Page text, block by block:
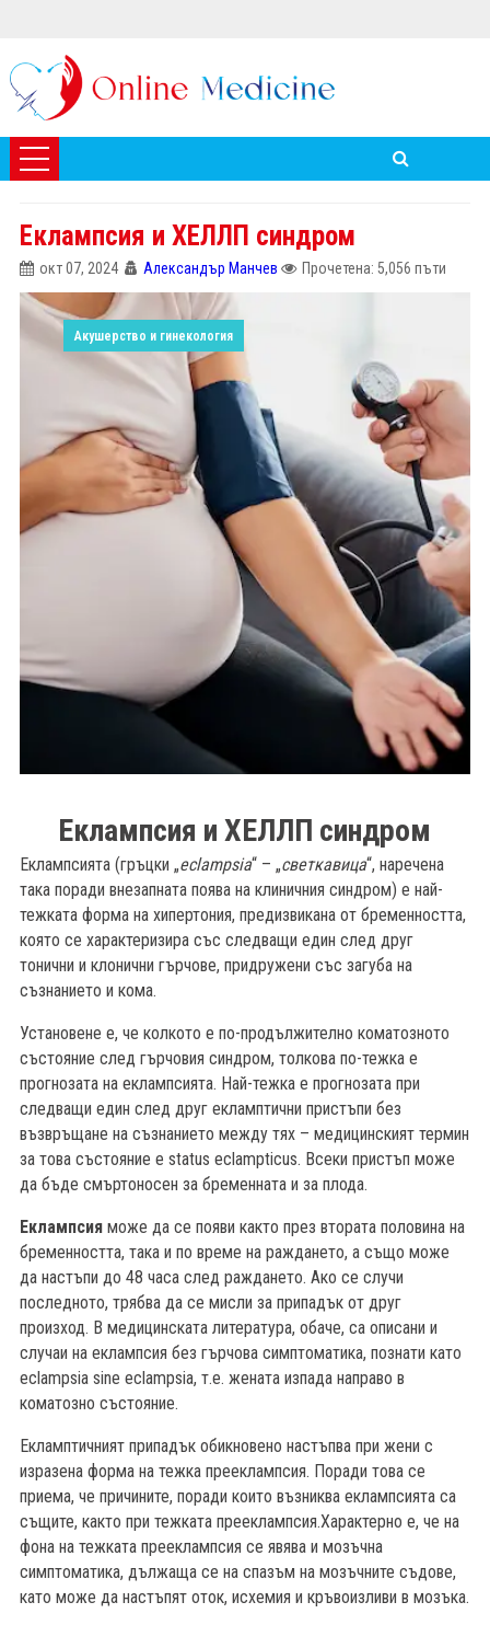
Еклампсия и ХЕЛЛП синдром
окт 07, 2024 Александър Манчев Прочетена: 5,056 пъти
Акушерство и гинекология
Еклампсия и ХЕЛЛП синдром
Еклампсията (гръцки „еclampsia“ – „светкавица“, наречена
така поради внезапната поява на клиничния синдром) е най-
тежката форма на хипертония, предизвикана от бременността,
която се характеризира със следващи един след друг
тонични и клонични гърчове, придружени със загуба на
съзнанието и кома.
Установене е, че колкото е по-продължително коматозното
състояние след гърчовия синдром, толкова по-тежка е
прогнозата на еклампсията. Най-тежка е прогнозата при
следващи един след друг екламптични пристъпи без
възвръщане на съзнанието между тях – медицинският термин
за това състояние е status eclampticus. Всеки пристъп може
да бъде смъртоносен за бременната и за плода.
Еклампсия може да се появи както през втората половина на
бременността, така и по време на раждането, а също може
да настъпи до 48 часа след раждането. Ако се случи
последното, трябва да се мисли за припадък от друг
произход. В медицинската литература, обаче, са описани и
случаи на еклампсия без гърчова симптоматика, познати като
eclampsia sine eclampsia, т.е. жената изпада направо в
коматозно състояние.
Екламптичният припадък обикновено настъпва при жени с
изразена форма на тежка прееклампсия. Поради това се
приема, че причините, поради които възниква еклампсията са
същите, както при тежката прееклампсия.Характерно е, че на
фона на тежката прееклампсия се явява и мозъчна
симптоматика, дължаща се на спазъм на мозъчните съдове,
като може да настъпят оток, исхемия и кръвоизливи в мозъка.